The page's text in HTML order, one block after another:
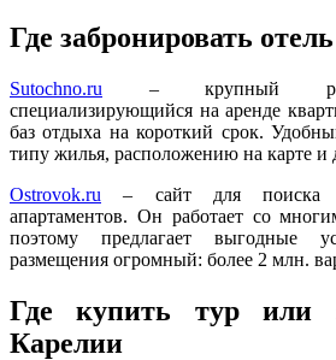
Где забронировать
Sutochno.ru – крупный
специализирующийся на аренде
баз отдыха на короткий срок.
типу жилья, расположению на карте и
Ostrovok.ru – сайт для поиска
апартаментов. Он работает со
поэтому предлагает выгодные
размещения огромный: более 2 млн.
Где купить тур или
Карелии